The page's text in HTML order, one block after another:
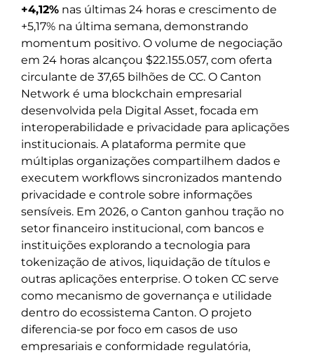
+4,12% nas últimas 24 horas e crescimento de
+5,17% na última semana, demonstrando
momentum positivo. O volume de negociação
em 24 horas alcançou $22.155.057, com oferta
circulante de 37,65 bilhões de CC. O Canton
Network é uma blockchain empresarial
desenvolvida pela Digital Asset, focada em
interoperabilidade e privacidade para aplicações
institucionais. A plataforma permite que
múltiplas organizações compartilhem dados e
executem workflows sincronizados mantendo
privacidade e controle sobre informações
sensíveis. Em 2026, o Canton ganhou tração no
setor financeiro institucional, com bancos e
instituições explorando a tecnologia para
tokenização de ativos, liquidação de títulos e
outras aplicações enterprise. O token CC serve
como mecanismo de governança e utilidade
dentro do ecossistema Canton. O projeto
diferencia-se por foco em casos de uso
empresariais e conformidade regulatória,